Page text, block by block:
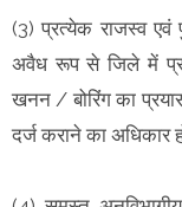
(3) प्रत्येक राजस्व एवं
अवैध रूप से जिले में
खनन / बोरिंग का
दर्ज कराने का अधिकार